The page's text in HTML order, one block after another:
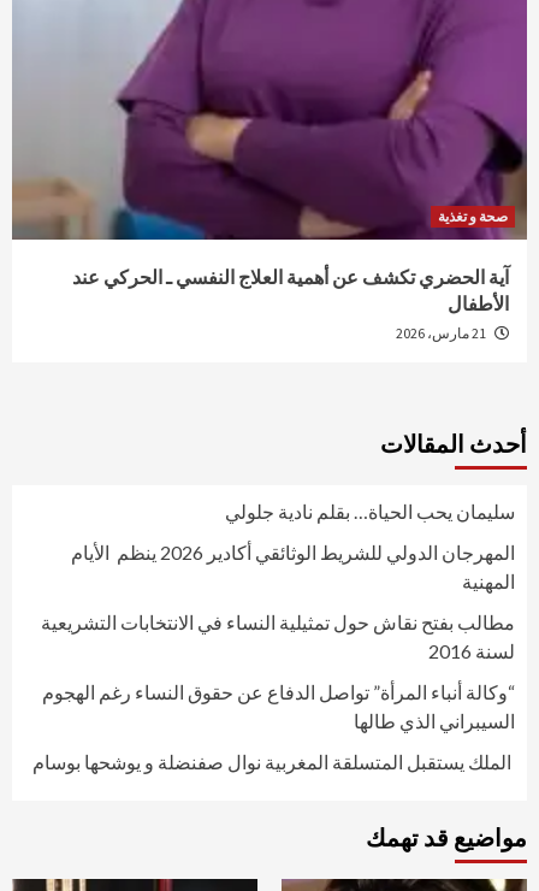
صحة و تغذية
آية الحضري تكشف عن أهمية العلاج النفسي ـ الحركي عند
الأطفال
أحدث المقالات
سليمان يحب الحياة… بقلم نادية جلولي
المهرجان الدولي للشريط الوثائقي أكادير 2026 ينظم الأيام
المهنية
مطالب بفتح نقاش حول تمثيلية النساء في الانتخابات التشريعية
لسنة 2016
“وكالة أنباء المرأة” تواصل الدفاع عن حقوق النساء رغم الهجوم
السيبراني الذي طالها
الملك يستقبل المتسلقة المغربية نوال صفنضلة و يوشحها بوسام
مواضيع قد تهمك